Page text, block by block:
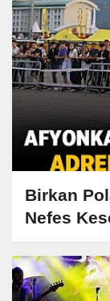
Birkan
Nefes